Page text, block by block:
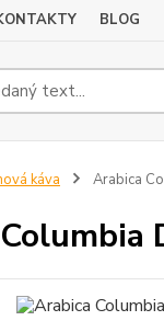
BLOG
káva Arabica